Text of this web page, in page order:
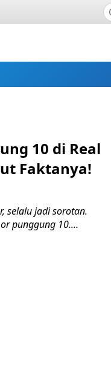
10 di Real
Faktanya!
selalu jadi sorotan.
punggung 10....